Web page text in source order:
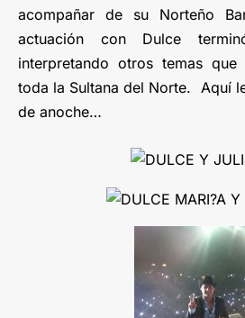
acompañar de su Norteño
actuación con Dulce
interpretando otros temas
toda la Sultana del Norte. Aquí
de anoche…